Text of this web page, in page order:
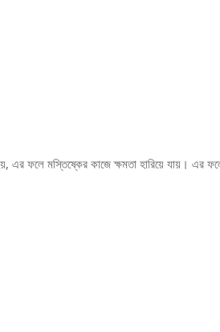
ফলে মস্তিষ্কের কাজে ক্ষমতা হারিয়ে যায়। এর ফলে